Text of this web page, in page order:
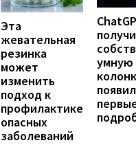
Эта
жевательная
резинка
может
изменить
подход к
профилактике
опасных
заболеваний
умную